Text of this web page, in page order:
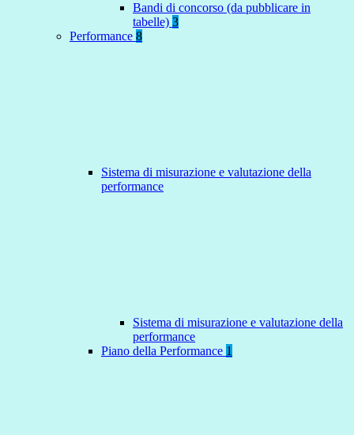
Bandi di concorso (da pubblicare in
tabelle) 3
Performance 8
Sistema di misurazione e valutazione della
performance
Sistema di misurazione e valutazione della
performance
Piano della Performance 1